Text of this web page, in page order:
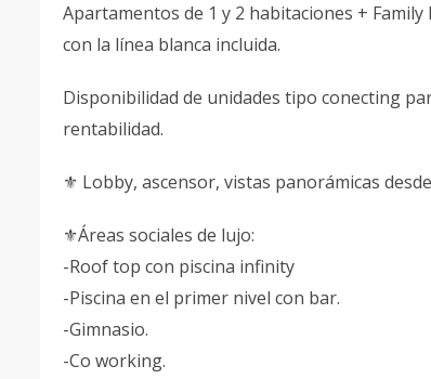
Apartamentos de 1 y 2 habitaciones + Family
con la línea blanca incluida.
Disponibilidad de unidades tipo conecting
rentabilidad.
⚜️ Lobby, ascensor, vistas panorámicas
⚜️Áreas sociales de lujo:
-Roof top con piscina infinity
-Piscina en el primer nivel con bar.
-Gimnasio.
-Co working.